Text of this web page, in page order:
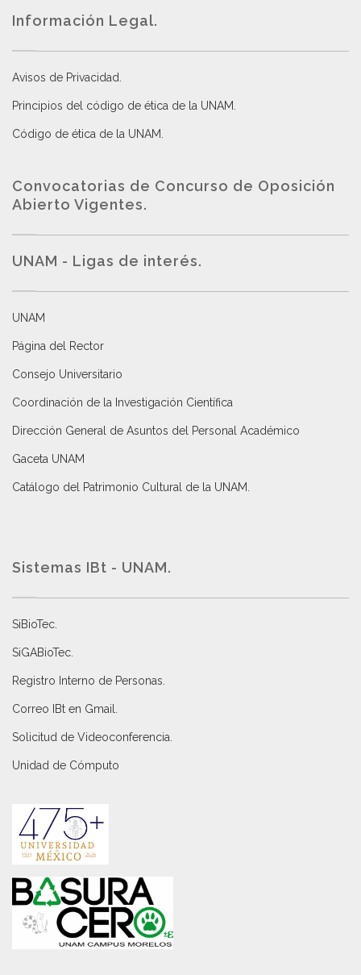
Información Legal.
Avisos de Privacidad
Principios del código de ética de la UNAM
Código de ética de la UNAM
Convocatorias de Concurso de Oposición
Abierto Vigentes.
UNAM - Ligas de interés.
UNAM
Página del Rector
Consejo Universitario
Coordinación de la Investigación Científica
Dirección General de Asuntos del Personal Académico
Gaceta UNAM
Catálogo del Patrimonio Cultural de la UNAM.
Sistemas IBt - UNAM.
SiBioTec
SiGABioTec.
Registro Interno de Personas
Correo IBt en Gmail
Solicitud de Videoconferencia.
Unidad de Cómputo